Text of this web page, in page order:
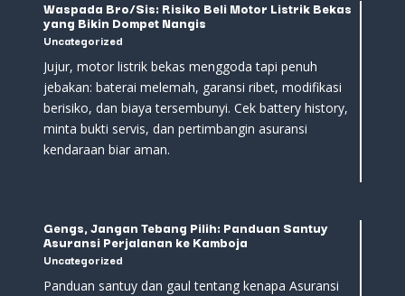
Waspada Bro/Sis: Risiko Beli Motor Listrik Bekas
yang Bikin Dompet Nangis
Uncategorized
Jujur, motor listrik bekas menggoda tapi penuh
jebakan: baterai melemah, garansi ribet, modifikasi
berisiko, dan biaya tersembunyi. Cek battery history,
minta bukti servis, dan pertimbangin asuransi
kendaraan biar aman.
Gengs, Jangan Tebang Pilih: Panduan Santuy
Asuransi Perjalanan ke Kamboja
Uncategorized
Panduan santuy dan gaul tentang kenapa Asuransi